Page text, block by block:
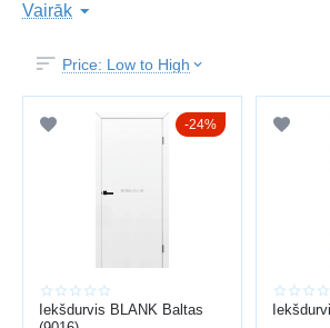
vairāk gaismas telpā
tīrības un kārtības sajūtu
universālu saderību ar interjeru
GLUDA KRĀSOTA VIRSMA
Daudzslāņu krāsojums nodrošina vienmērīgu
Vairāk
Price: Low to High
24%
Iekšdurvis BLANK Baltas